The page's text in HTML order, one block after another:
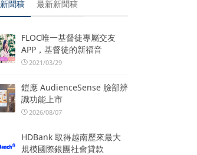
聞稿 最新新聞稿
FLOC唯一基督徒專屬交友
APP，基督徒的新福音
2021/03/29
鎧應 AudienceSense 臉部辨
識功能上市
2026/08/07
HDBank 取得越南歷來最大
規模國際銀團社會貸款